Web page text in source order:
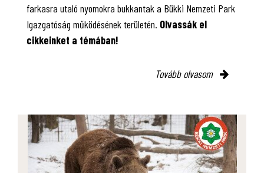
farkasra utaló nyomokra bukkantak a Bükki Nemzeti Park
Igazgatóság működésének területén. Olvassák el
cikkeinket a témában!
Tovább olvasom